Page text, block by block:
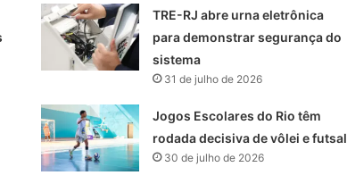
TRE-RJ abre urna eletrônica
para demonstrar segurança do
sistema
31 de julho de 2026
Jogos Escolares do Rio têm
rodada decisiva de vôlei e futsal
30 de julho de 2026